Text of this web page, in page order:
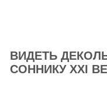
ВИДЕТЬ
СОННИКУ XXI